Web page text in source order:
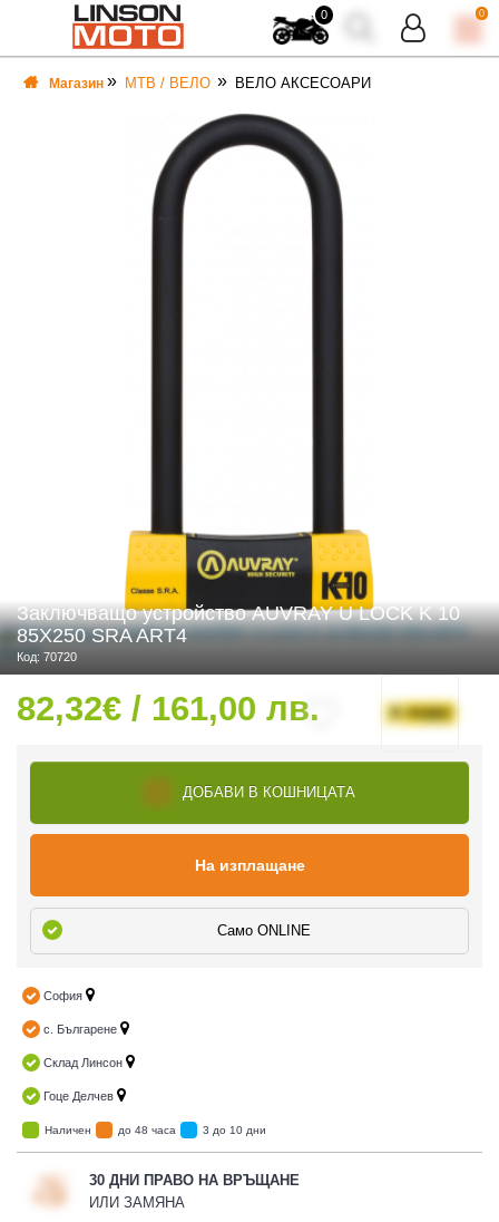
ЕКИПИРОВКА
0 0
Магазин MTB / ВЕЛО ВЕЛО АКСЕСОАРИ
Заключващо устройство AUVRAY U LOCK K 10
85X250 SRA ART4
Код: 70720
82,32€ / 161,00 лв.
ДОБАВИ В КОШНИЦАТА
На изплащане
Само ONLINE
София
с. Българене
Склад Линсон
Гоце Делчев
Наличен до 48 часа 3 до 10 дни
30 ДНИ ПРАВО НА ВРЪЩАНЕ
ИЛИ ЗАМЯНА